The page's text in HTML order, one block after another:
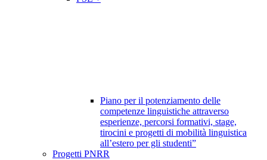
Piano per il potenziamento delle
competenze linguistiche attraverso
esperienze, percorsi formativi, stage,
tirocini e progetti di mobilità linguistica
all’estero per gli studenti”
Progetti PNRR